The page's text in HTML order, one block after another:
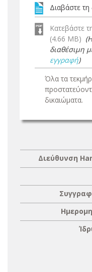
Διαβάστε τη
Κατεβάστε
(4.66 MB)
διαθέσιμη
εγγραφή)
Όλα τα
δικαιώματα.
Διεύθυνση